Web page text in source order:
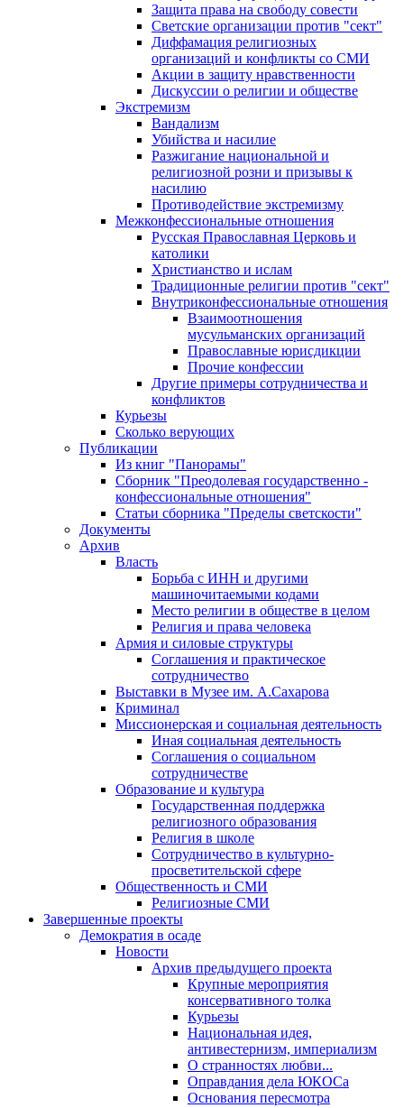
Защита права на свободу совести
Светские организации против "сект"
Диффамация религиозных
организаций и конфликты со СМИ
Акции в защиту нравственности
Дискуссии о религии и обществе
Экстремизм
Вандализм
Убийства и насилие
Разжигание национальной и
религиозной розни и призывы к
насилию
Противодействие экстремизму
Межконфессиональные отношения
Русская Православная Церковь и
католики
Христианство и ислам
Традиционные религии против "сект"
Внутриконфессиональные отношения
Взаимоотношения
мусульманских организаций
Православные юрисдикции
Прочие конфессии
Другие примеры сотрудничества и
конфликтов
Курьезы
Сколько верующих
Публикации
Из книг "Панорамы"
Сборник "Преодолевая государственно -
конфессиональные отношения"
Статьи сборника "Пределы светскости"
Документы
Архив
Власть
Борьба с ИНН и другими
машиночитаемыми кодами
Место религии в обществе в целом
Религия и права человека
Армия и силовые структуры
Соглашения и практическое
сотрудничество
Выставки в Музее им. А.Сахарова
Криминал
Миссионерская и социальная деятельность
Иная социальная деятельность
Соглашения о социальном
сотрудничестве
Образование и культура
Государственная поддержка
религиозного образования
Религия в школе
Сотрудничество в культурно-
просветительской сфере
Общественность и СМИ
Религиозные СМИ
Завершенные проекты
Демократия в осаде
Новости
Архив предыдущего проекта
Крупные мероприятия
консервативного толка
Курьезы
Национальная идея,
антивестернизм, империализм
О странностях любви...
Оправдания дела ЮКОСа
Основания пересмотра